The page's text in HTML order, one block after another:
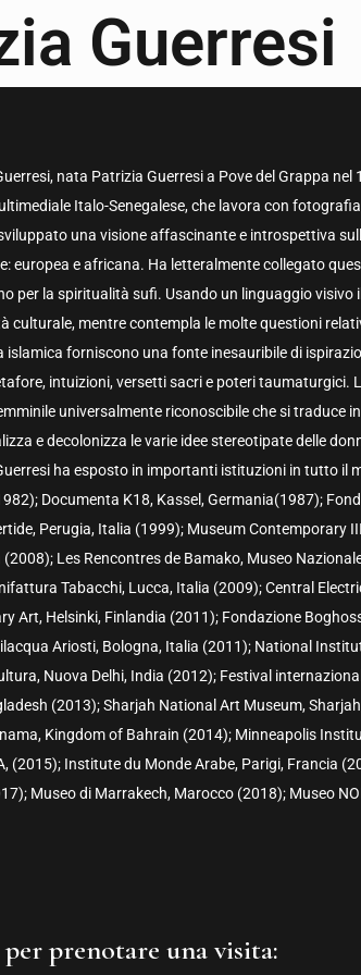
Guerresi
nata Patrizia Guerresi a Pove del Grappa
Italo-Senegalese, che lavora con
una visione affascinante e introspettiva
europea e africana. Ha letteralmente collegato
per la spiritualità sufi. Usando un linguaggio
culturale, mentre contempla le molte questioni
islamica forniscono una fonte inesauribile di
intuizioni, versetti sacri e poteri taumaturgici.
universalmente riconoscibile che si traduce
e decolonizza le varie idee stereotipate delle
ha esposto in importanti istituzioni in tutto il
Documenta K18, Kassel, Germania(1987);
Perugia, Italia (1999); Museum Contemporary
(2008); Les Rencontres de Bamako, Museo
Tabacchi, Lucca, Italia (2009); Central
Art, Helsinki, Finlandia (2011); Fondazione
Ariosti, Bologna, Italia (2011); National
Nuova Delhi, India (2012); Festival
(2013); Sharjah National Art Museum,
Kingdom of Bahrain (2014); Minneapolis
(2015); Institute du Monde Arabe, Parigi, Francia
Museo di Marrakech, Marocco (2018); Museo
prenotare una visita: